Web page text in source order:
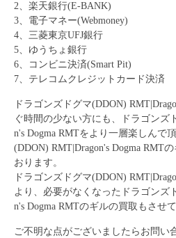
2、楽天銀行(E-BANK)
3、電子マネー(Webmoney)
4、三菱東京UFJ銀行
5、ゆうちょ銀行
6、コンビニ決済(Smart Pit)
7、テレコムクレジットカード決済
ドラゴンズドグマ(DDON)
ぐ時間の少ない方にも、
ドラゴンズ
n's Dogma RMTをより一層楽しんで頂
(DDON) RMT|Dragon's Dogma RMTの
おります。
ドラゴンズドグマ(DDON)
より、必要がなくなったドラゴンズ
n's Dogma RMTのギルの買取もさせ
ご不明な点がございましたらお問い